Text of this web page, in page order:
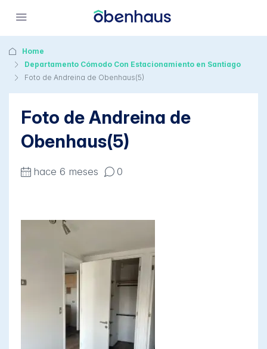
Home
Departamento Cómodo Con Estacionamiento en Santiago
Foto de Andreina de Obenhaus(5)
Foto de Andreina de
Obenhaus(5)
hace 6 meses 0